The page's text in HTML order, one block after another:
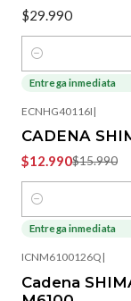
$29.990
Cantidad
-19%
Entrega inmediata
ECNHG40116I |
CADENA
$12.990$15.990
Cantidad
Entrega inmediata
ICNM6100126Q |
Cadena